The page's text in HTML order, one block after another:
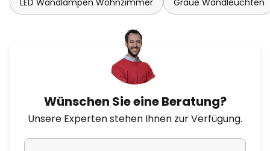
LED Wandlampen Wohnzimmer Graue Wandleuchten
Wünschen Sie eine Beratung?
Unsere Experten stehen Ihnen zur Verfügung.